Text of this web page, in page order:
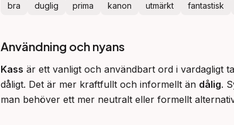
bra duglig prima kanon utmärkt fantastisk
Användning och nyans
Kass är ett vanligt och användbart ord i vardagligt
dåligt. Det är mer kraftfullt och informellt än dålig.
man behöver ett mer neutralt eller formellt